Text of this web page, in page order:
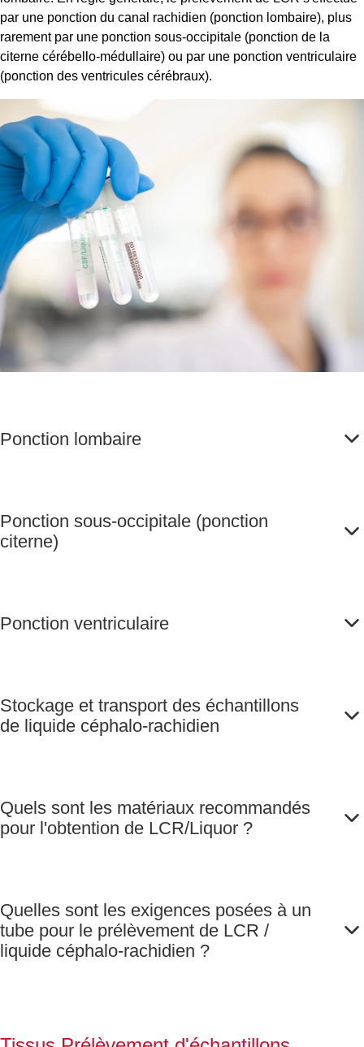
par une ponction du canal rachidien (ponction lombaire), plus
rarement par une ponction sous-occipitale (ponction de la
citerne cérébello-médullaire) ou par une ponction ventriculaire
(ponction des ventricules cérébraux).
Ponction lombaire
Ponction sous-occipitale (ponction
citerne)
Ponction ventriculaire
Stockage et transport des échantillons
de liquide céphalo-rachidien
Quels sont les matériaux recommandés
pour l'obtention de LCR/Liquor ?
Quelles sont les exigences posées à un
tube pour le prélèvement de LCR /
liquide céphalo-rachidien ?